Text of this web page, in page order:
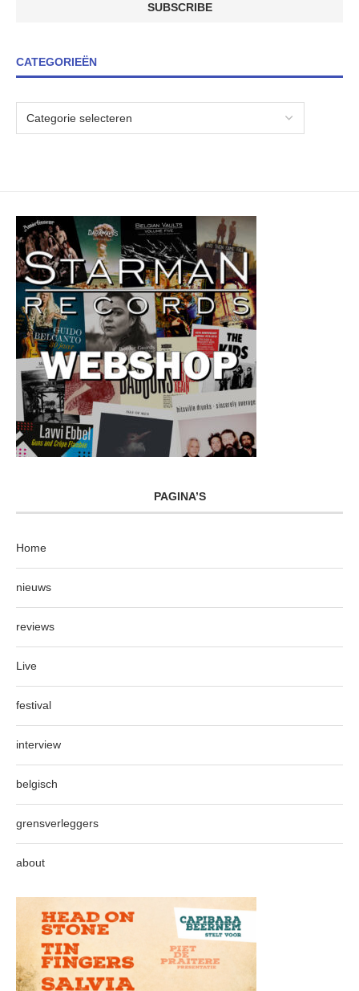
CATEGORIEËN
PAGINA’S
Home
nieuws
reviews
Live
festival
interview
belgisch
grensverleggers
about